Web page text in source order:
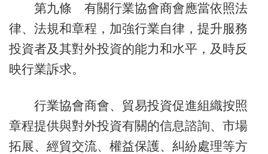
第九條 有關行業協會商會應當依照法
律、法規和章程，加強行業自律，提升服務
投資者及其對外投資的能力和水平，及時反
映行業訴求。
行業協會商會、貿易投資促進組織按照
章程提供與對外投資有關的信息諮詢、市場
拓展、經貿交流、權益保護、糾紛處理等方